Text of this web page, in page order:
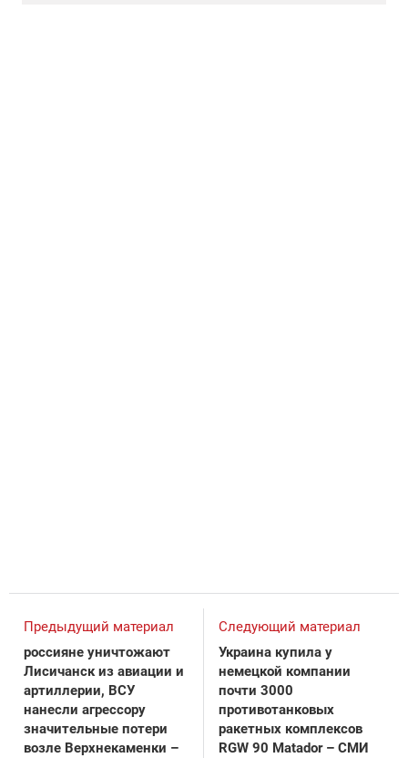
Предыдущий материал
россияне уничтожают
Лисичанск из авиации и
артиллерии, ВСУ
нанесли агрессору
значительные потери
возле Верхнекаменки –
Следующий материал
Украина купила у
немецкой компании
почти 3000
противотанковых
ракетных комплексов
RGW 90 Matador – СМИ